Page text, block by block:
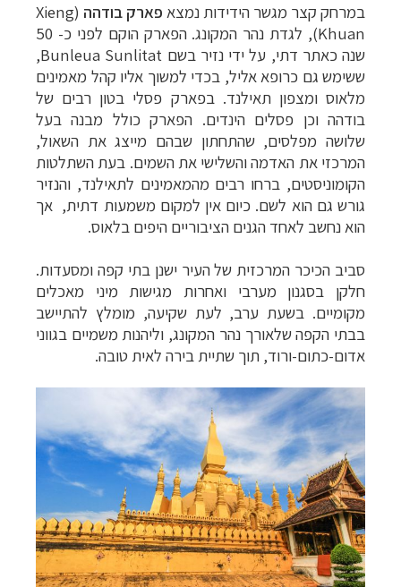
במרחק קצר מגשר הידידות נמצא פארק בודהה (Xieng
Khuan), לגדת נהר המקונג. הפארק הוקם לפני כ- 50
שנה כאתר דתי, על ידי נזיר בשם Bunleua Sunlitat,
ששימש גם כרופא אליל, בכדי למשוך אליו קהל מאמינים
מלאוס ומצפון תאילנד. בפארק פסלי בטון רבים של
בודהה וכן פסלים הינדים. הפארק כולל מבנה בעל
שלושה מפלסים, שהתחתון שבהם מייצג את השאול,
המרכזי את האדמה והשלישי את השמים. בעת השתלטות
הקומוניסטים, ברחו רבים מהמאמינים לתאילנד, והנזיר
גורש גם הוא לשם. כיום אין למקום משמעות דתית, אך
הוא נחשב לאחד הגנים הציבוריים היפים בלאוס.
סביב הכיכר המרכזית של העיר ישנן בתי קפה ומסעדות.
חלקן בסגנון מערבי ואחרות מגישות מיני מאכלים
מקומיים. בשעת ערב, לעת שקיעה, מומלץ להתיישב
בבתי הקפה שלאורך נהר המקונג, וליהנות משמיים בגווני
אדום-כתום-ורוד, תוך שתיית בירה לאית טובה.